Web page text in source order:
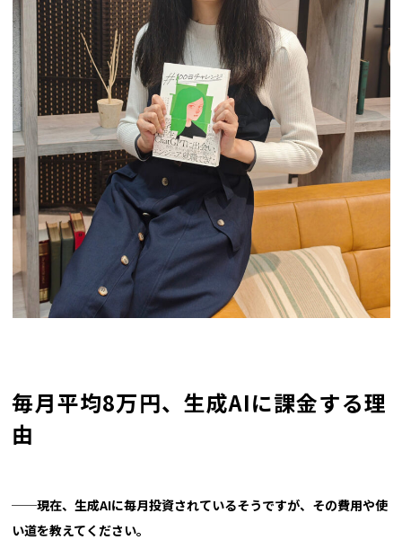
毎月平均8万円、生成AIに課金する理
由
──現在、生成AIに毎月投資されているそうですが、その費用や使
い道を教えてください。